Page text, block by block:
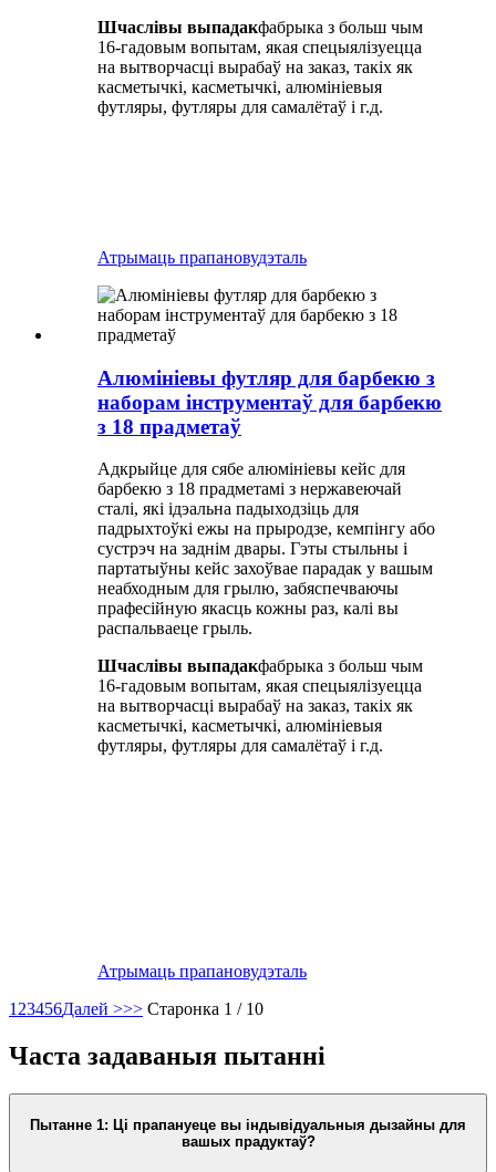
Шчаслівы выпадакфабрыка з больш чым
16-гадовым вопытам, якая спецыялізуецца
на вытворчасці вырабаў на заказ, такіх як
касметычкі, касметычкі, алюмініевыя
футляры, футляры для самалётаў і г.д.
Атрымаць прапановудэталь
Алюмініевы футляр для барбекю з
наборам інструментаў для барбекю
з 18 прадметаў
Адкрыйце для сябе алюмініевы кейс для
барбекю з 18 прадметамі з нержавеючай
сталі, які ідэальна падыходзіць для
падрыхтоўкі ежы на прыродзе, кемпінгу або
сустрэч на заднім двары. Гэты стыльны і
партатыўны кейс захоўвае парадак у вашым
неабходным для грылю, забяспечваючы
прафесійную якасць кожны раз, калі вы
распальваеце грыль.
Шчаслівы выпадакфабрыка з больш чым
16-гадовым вопытам, якая спецыялізуецца
на вытворчасці вырабаў на заказ, такіх як
касметычкі, касметычкі, алюмініевыя
футляры, футляры для самалётаў і г.д.
Атрымаць прапановудэталь
1 23456Далей >>> Старонка 1 / 10
Часта задаваныя пытанні
Пытанне 1: Ці прапануеце вы індывідуальныя дызайны для
вашых прадуктаў?